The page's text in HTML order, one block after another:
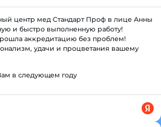
центр мед Стандарт Проф в лице Анны
и быстро выполненную работу!
аккредитацию без проблем!
удачи и процветания вашему
в следующем году